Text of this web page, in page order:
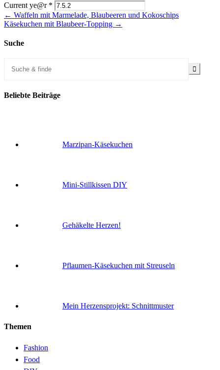
Current ye@r *
← Waffeln mit Marmelade, Blaubeeren und Kokoschips
Käsekuchen mit Blaubeer-Topping →
Suche
Beliebte Beiträge
Marzipan-Käsekuchen
Mini-Stillkissen DIY
Gehäkelte Herzen!
Pflaumen-Käsekuchen mit Streuseln
Mein Herzensprojekt: Schnittmuster
Themen
Fashion
Food